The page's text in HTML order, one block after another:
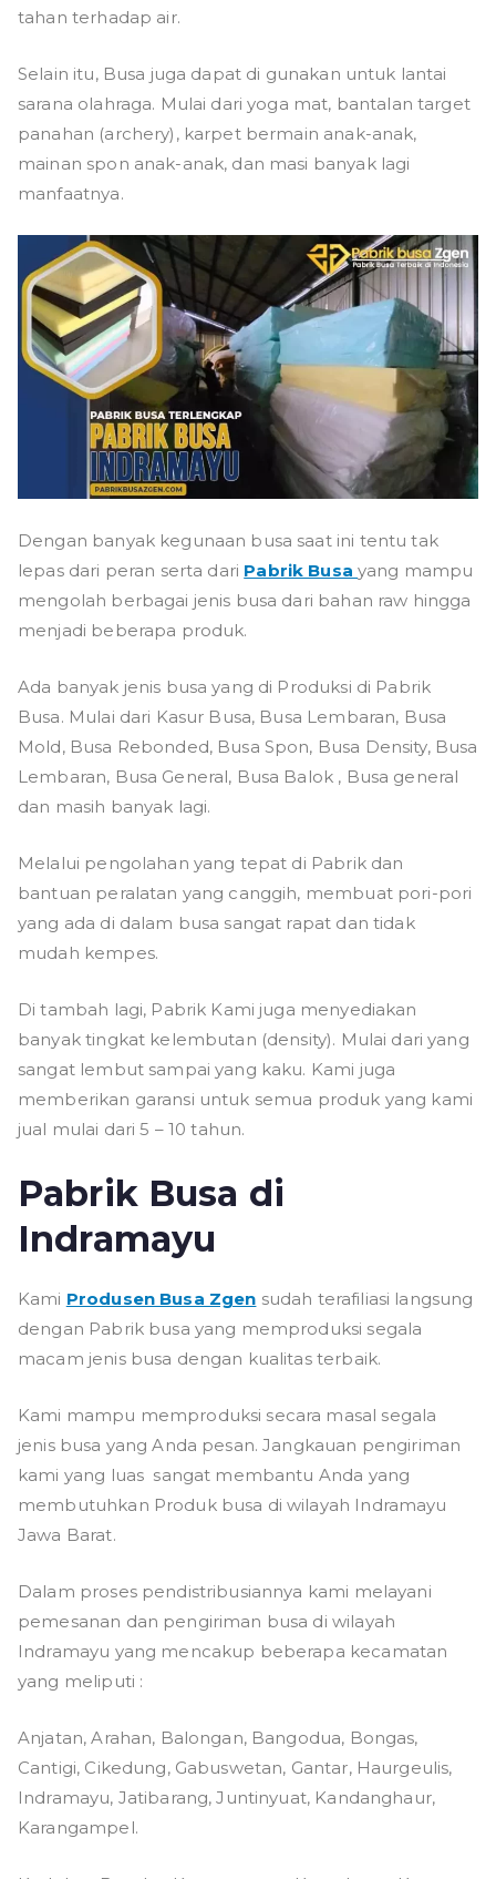
tahan terhadap air.
Selain itu, Busa juga dapat di gunakan untuk lantai
sarana olahraga. Mulai dari yoga mat, bantalan target
panahan (archery), karpet bermain anak-anak,
mainan spon anak-anak, dan masi banyak lagi
manfaatnya.
Dengan banyak kegunaan busa saat ini tentu tak
lepas dari peran serta dari Pabrik Busayang mampu
mengolah berbagai jenis busa dari bahan raw hingga
menjadi beberapa produk.
Ada banyak jenis busa yang di Produksi di Pabrik
Busa. Mulai dari Kasur Busa, Busa Lembaran, Busa
Mold, Busa Rebonded, Busa Spon, Busa Density, Busa
Lembaran, Busa General, Busa Balok , Busa general
dan masih banyak lagi.
Melalui pengolahan yang tepat di Pabrik dan
bantuan peralatan yang canggih, membuat pori-pori
yang ada di dalam busa sangat rapat dan tidak
mudah kempes.
Di tambah lagi, Pabrik Kami juga menyediakan
banyak tingkat kelembutan (density). Mulai dari yang
sangat lembut sampai yang kaku. Kami juga
memberikan garansi untuk semua produk yang kami
jual mulai dari 5 – 10 tahun.
Pabrik Busa di
Indramayu
Kami Produsen Busa Zgen sudah terafiliasi langsung
dengan Pabrik busa yang memproduksi segala
macam jenis busa dengan kualitas terbaik.
Kami mampu memproduksi secara masal segala
jenis busa yang Anda pesan. Jangkauan pengiriman
kami yang luas sangat membantu Anda yang
membutuhkan Produk busa di wilayah Indramayu
Jawa Barat.
Dalam proses pendistribusiannya kami melayani
pemesanan dan pengiriman busa di wilayah
Indramayu yang mencakup beberapa kecamatan
yang meliputi :
Anjatan, Arahan, Balongan, Bangodua, Bongas,
Cantigi, Cikedung, Gabuswetan, Gantar, Haurgeulis,
Indramayu, Jatibarang, Juntinyuat, Kandanghaur,
Karangampel.